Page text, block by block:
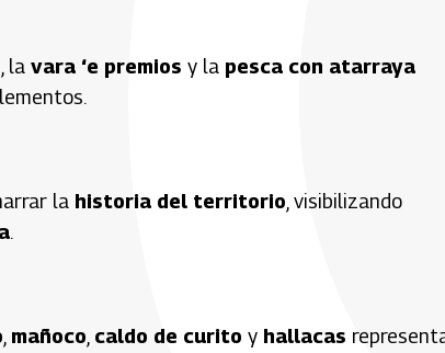
, la vara ‘e premios y la pesca con atarraya
la historia del territorio , visibilizando
.
mañoco caldo de curito y hallacas